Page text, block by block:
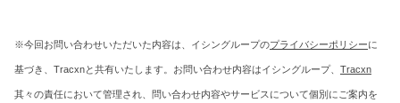
※今回お問い合わせいただいた内容は、イシングループのプライバシーポリシーに
基づき、Tracxnと共有いたします。お問い合わせ内容はイシングループ、 Tracxn
其々の責任において管理され、問い合わせ内容やサービスについて個別にご案内を